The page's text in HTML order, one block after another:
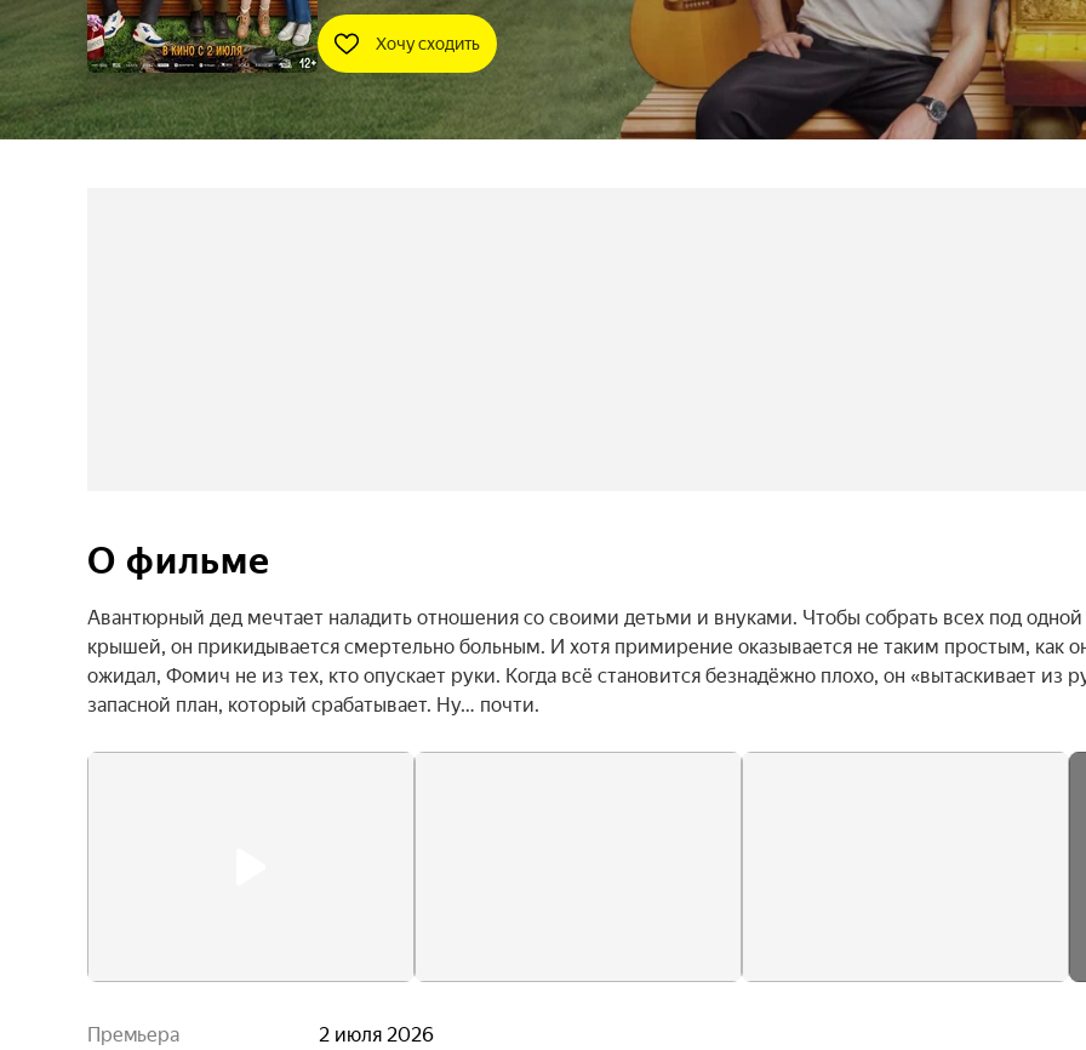
Хочу сходить
О фильме
Авантюрный дед мечтает наладить отношения со своими детьми и внуками. Чтобы собрать всех под одной
крышей, он прикидывается смертельно больным. И хотя примирение оказывается не таким простым, как
ожидал, Фомич не из тех, кто опускает руки. Когда всё становится безнадёжно плохо, он «вытаскивает из
запасной план, который срабатывает. Ну… почти.
Премьера
2 июля 2026